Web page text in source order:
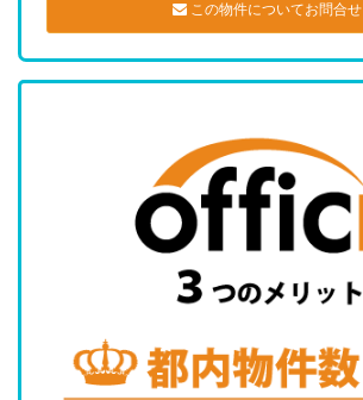
この物件についてお問合せ